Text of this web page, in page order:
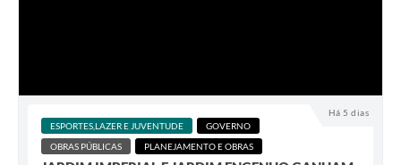
Há 5 dias
ESPORTES,LAZER E JUVENTUDE
GOVERNO
OBRAS PÚBLICAS
PLANEJAMENTO E OBRAS